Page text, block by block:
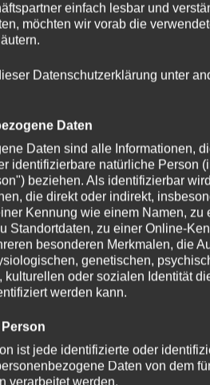
in einer Weise, auf welche
zugeordnet werden können,
die gewährleisten,
Verantwortlicher
die natürliche oder juristische
von personenbezogenen
vorgegeben, so kann
Recht der Mitgliedstaaten
Behörde, Einrichtung oder
einfach lesbar und
möchten wir vorab die
Datenschutzerklärung unter
Daten
Daten sind alle Informationen,
identifizierbare natürliche Person
beziehen. Als identifizierbar
die direkt oder indirekt,
Kennung wie einem Namen, zu
Standortdaten, zu einer Online-
besonderen Merkmalen, die
genetischen,
kulturellen oder sozialen Identität
werden kann.
ist jede identifizierte oder
Daten von dem
verarbeitet werden.